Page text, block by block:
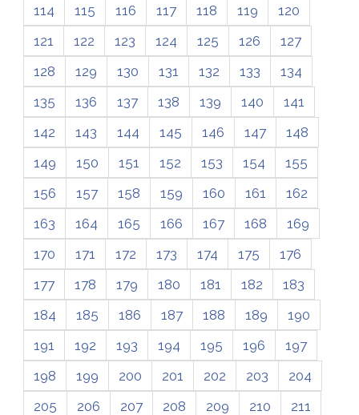
114
115 116 117 118 119
120
121
122 123 124 125 126
127
128
129 130 131 132 133
134
135
136 137 138 139 140
141
142
143 144 145 146 147
148
149
150 151 152 153 154
155
156
157 158 159 160 161
162
163
164 165 166 167 168
169
170
171 172 173 174 175
176
177
178 179 180 181 182
183
184
185 186 187 188 189
190
191
192 193 194 195 196
197
198
199 200 201 202 203
204
205
206 207 208 209 210
211